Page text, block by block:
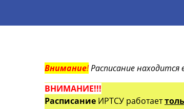
Внимание!Расписание находится
ВНИМАНИЕ!!!
Расписание ИРТСУ работает